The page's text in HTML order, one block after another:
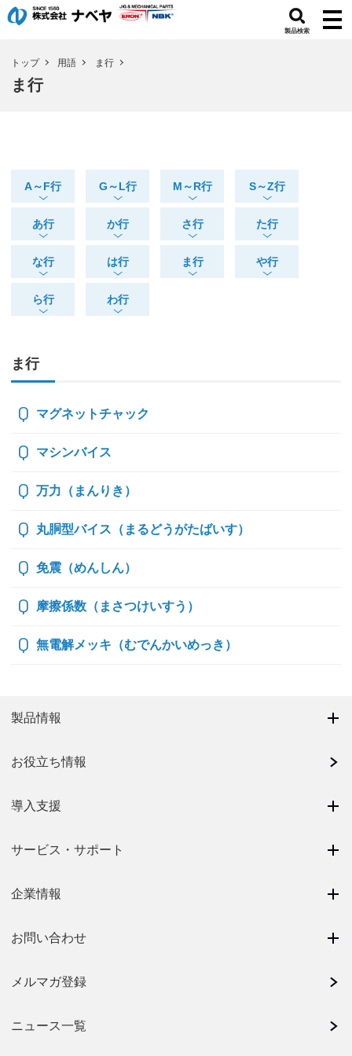
製品検索
トップ 用語 ま行
ま行
A～F行 G～L行 M～R行 S～Z行
あ行 か行 さ行 た行
な行 は行 ま行 や行
ら行 わ行
ま行
マグネットチャック
マシンバイス
万力（まんりき）
丸胴型バイス（まるどうがたばいす）
免震（めんしん）
摩擦係数（まさつけいすう）
無電解メッキ（むでんかいめっき）
製品情報
お役立ち情報
導入支援
サービス・サポート
企業情報
お問い合わせ
メルマガ登録
ニュース一覧